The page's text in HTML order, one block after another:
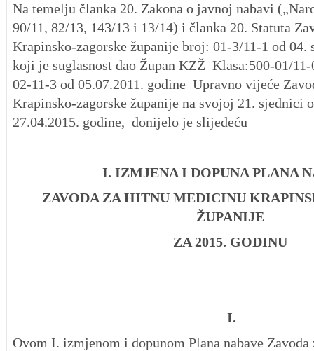
Na temelju članka 20. Zakona o javnoj nabavi
90/11, 82/13, 143/13 i 13/14) i članka 20. Statuta
Krapinsko-zagorske županije broj: 01-3/11-1 od 04.
koji je suglasnost dao Župan KZŽ Klasa:500-01/
02-11-3 od 05.07.2011. godine Upravno vijeće
Krapinsko-zagorske županije na svojoj 21. sjednici
27.04.2015. godine, donijelo je slijedeću
I. IZMJENA I DOPUNA PLANA
ZAVODA ZA HITNU MEDICINU
ŽUPANIJE
ZA 2015. GODINU
I.
Ovom I. izmjenom i dopunom Plana nabave